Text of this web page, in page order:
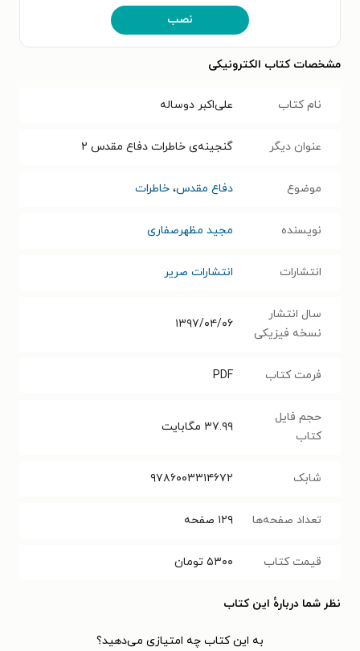
نصب
مشخصات کتاب الکترونیکی
نام کتاب علی‌اکبر دوساله
عنوان دیگر گنجینه‌ی خاطرات دفاع مقدس ۲
موضوع دفاع مقدس، خاطرات
نویسنده مجید مظهرصفاری
انتشارات انتشارات صریر
سال انتشار
نسخه فیزیکی
۱۳۹۷/۰۴/۰۶
فرمت کتاب PDF
حجم فایل
کتاب
۳۷.۹۹ مگابایت
شابک ۹۷۸۶۰۰۳۳۱۴۶۷۲
تعداد صفحه‌ها ۱۲۹ صفحه
قیمت کتاب ۵۳۰۰ تومان
نظر شما دربارهٔ این کتاب
به این کتاب چه امتیازی می‌دهید؟